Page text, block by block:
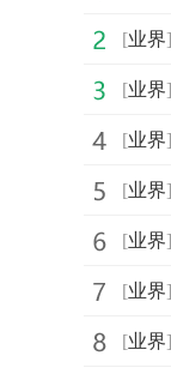
[业界]
[业界]
[业界]
[业界]
[业界]
[业界]
[业界]